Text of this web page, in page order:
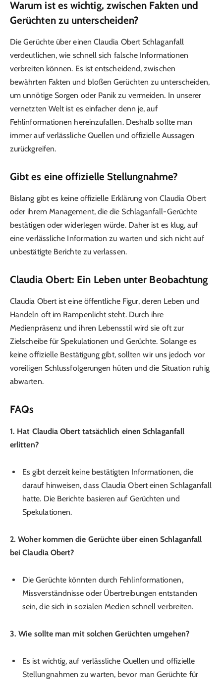
Warum ist es wichtig, zwischen Fakten und
Gerüchten zu unterscheiden?
Die Gerüchte über einen Claudia Obert Schlaganfall
verdeutlichen, wie schnell sich falsche Informationen
verbreiten können. Es ist entscheidend, zwischen
bewährten Fakten und bloßen Gerüchten zu unterscheiden,
um unnötige Sorgen oder Panik zu vermeiden. In unserer
vernetzten Welt ist es einfacher denn je, auf
Fehlinformationen hereinzufallen. Deshalb sollte man
immer auf verlässliche Quellen und offizielle Aussagen
zurückgreifen.
Gibt es eine offizielle Stellungnahme?
Bislang gibt es keine offizielle Erklärung von Claudia Obert
oder ihrem Management, die die Schlaganfall-Gerüchte
bestätigen oder widerlegen würde. Daher ist es klug, auf
eine verlässliche Information zu warten und sich nicht auf
unbestätigte Berichte zu verlassen.
Claudia Obert: Ein Leben unter Beobachtung
Claudia Obert ist eine öffentliche Figur, deren Leben und
Handeln oft im Rampenlicht steht. Durch ihre
Medienpräsenz und ihren Lebensstil wird sie oft zur
Zielscheibe für Spekulationen und Gerüchte. Solange es
keine offizielle Bestätigung gibt, sollten wir uns jedoch vor
voreiligen Schlussfolgerungen hüten und die Situation ruhig
abwarten.
FAQs
1. Hat Claudia Obert tatsächlich einen Schlaganfall
erlitten?
Es gibt derzeit keine bestätigten Informationen, die
darauf hinweisen, dass Claudia Obert einen Schlaganfall
hatte. Die Berichte basieren auf Gerüchten und
Spekulationen.
2. Woher kommen die Gerüchte über einen Schlaganfall
bei Claudia Obert?
Die Gerüchte könnten durch Fehlinformationen,
Missverständnisse oder Übertreibungen entstanden
sein, die sich in sozialen Medien schnell verbreiten.
3. Wie sollte man mit solchen Gerüchten umgehen?
Es ist wichtig, auf verlässliche Quellen und offizielle
Stellungnahmen zu warten, bevor man Gerüchte für